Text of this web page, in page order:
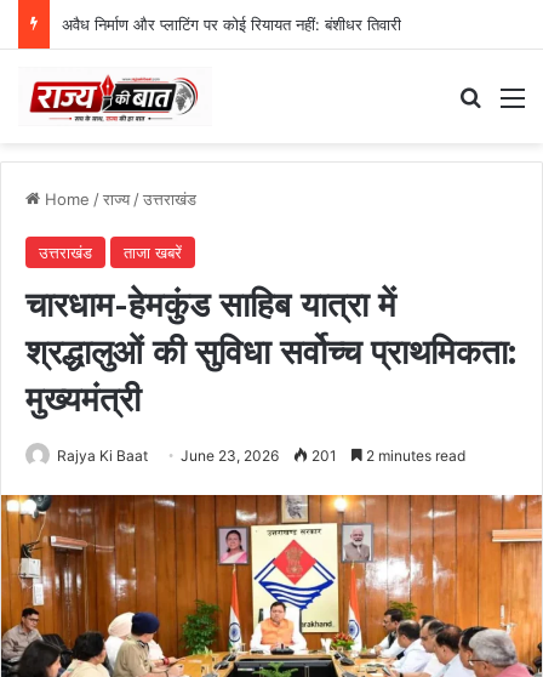
अवैध निर्माण और प्लाटिंग पर कोई रियायत नहीं: बंशीधर तिवारी
Home /राज्य/उत्तराखंड
उत्तराखंड ताजा खबरें
चारधाम-हेमकुंड साहिब यात्रा में
श्रद्धालुओं की सुविधा सर्वोच्च प्राथमिकता:
मुख्यमंत्री
Rajya Ki Baat June 23, 2026 201 2 minutes read